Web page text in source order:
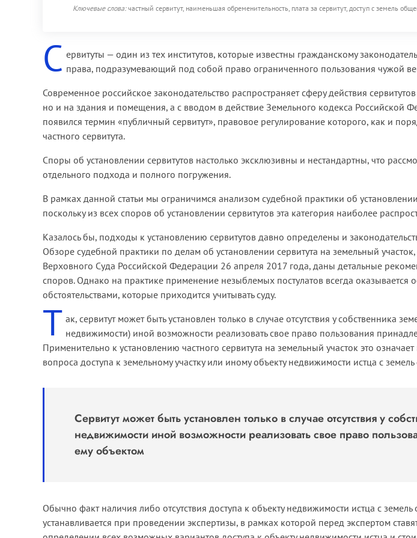
Ключевые слова:частный сервитут, наименьшая обременительность, плата за сервитут, доступ с земель
С ервитуты — один из тех институтов, которые известны гражданскому
права, подразумевающий под собой право ограниченного пользования чужой
Современное российское законодательство распространяет сферу действия
но и на здания и помещения, а с вводом в действие Земельного кодекса Российской
появился термин «публичный сервитут», правовое регулирование которого, как и
частного сервитута.
Споры об установлении сервитутов настолько эксклюзивны и нестандартны, что
отдельного подхода и полного погружения.
В рамках данной статьи мы ограничимся анализом судебной практики об
поскольку из всех споров об установлении сервитутов эта категория наиболее
Казалось бы, подходы к установлению сервитутов давно определены и
Обзоре судебной практики по делам об установлении сервитута на земельный
Верховного Суда Российской Федерации 26 апреля 2017 года, даны детальные
споров. Однако на практике применение незыблемых постулатов всегда
обстоятельствами, которые приходится учитывать суду.
Т ак, сервитут может быть установлен только в случае отсутствия у собственника
недвижимости) иной возможности реализовать свое право пользования
Применительно к установлению частного сервитута на земельный участок это
вопроса доступа к земельному участку или иному объекту недвижимости истца с
Сервитут может быть установлен только в случае отсутствия у
недвижимости иной возможности реализовать свое право
ему объектом
Обычно факт наличия либо отсутствия доступа к объекту недвижимости истца с
устанавливается при проведении экспертизы, в рамках которой перед экспертом